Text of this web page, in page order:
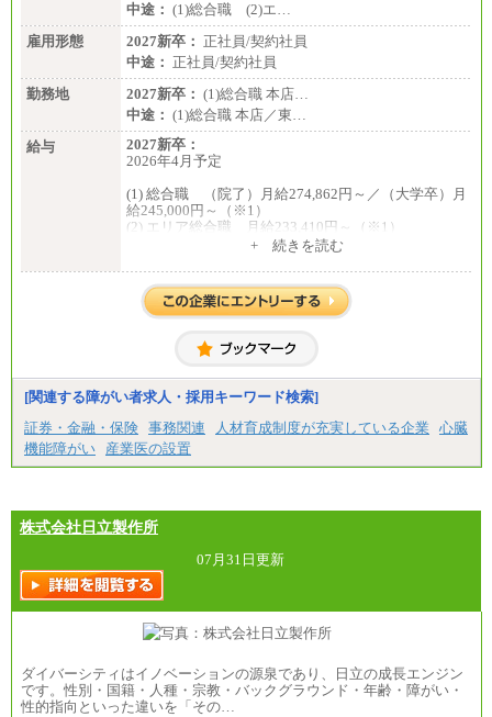
中途： (1)総合職 (2)エ…
雇用形態
2027新卒： 正社員/契約社員
中途： 正社員/契約社員
勤務地
2027新卒： (1)総合職 本店…
中途： (1)総合職 本店／東…
給与
2027新卒：
2026年4月予定
(1) 総合職 （院了）月給274,862円～／（大学卒）月
給245,000円～（※1）
(2) エリア総合職 月給233,410円～（※1）
(3) アシスタントスタッフ 日給9,800円～12,500円
※１ 試用期間６か月（試用期間中も給与に変更
はございません）
※２ 勤務地により異なります
（1) 総合職 （院了）月給274,862円～／（大学卒）
月給245,000円～（※1）
(2) エリア総合職 月給233,410円～（※1）
(3) アシスタントスタッフ 日給9,800円～12,500円
（※2）
※１ 試用期間６か月（試用期間中も給与に変更
なし）
※２ 勤務地により異なる
+ 続きを読む
[関連する障がい者求人・採用キーワード検索]
証券・金融・保険 事務関連 人材育成制度が充実している企業
心臓
機能障がい
産業医の設置
株式会社日立製作所
07月31日更新
ダイバーシティはイノベーションの源泉であり、日立の成長エンジン
です。性別・国籍・人種・宗教・バックグラウンド・年齢・障がい・
性的指向といった違いを「その…